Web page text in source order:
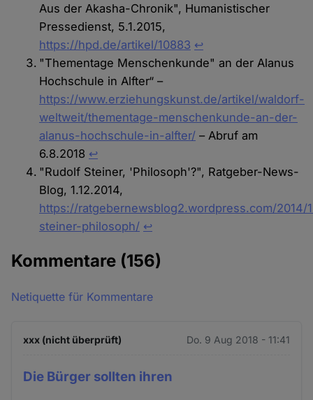
Aus der Akasha-Chronik", Humanistischer
Pressedienst, 5.1.2015,
https://hpd.de/artikel/10883 ↩︎
"Thementage Menschenkunde" an der Alanus
Hochschule in Alfter“ –
https://www.erziehungskunst.de/artikel/waldorf-
weltweit/thementage-menschenkunde-an-der-
alanus-hochschule-in-alfter/ – Abruf am
6.8.2018 ↩︎
"Rudolf Steiner, 'Philosoph'?", Ratgeber-News-
Blog, 1.12.2014,
https://ratgebernewsblog2.wordpress.com/2014/
steiner-philosoph/ ↩︎
Kommentare (156)
Netiquette für Kommentare
xxx (nicht überprüft) Do. 9 Aug 2018 - 11:41
Die Bürger sollten ihren